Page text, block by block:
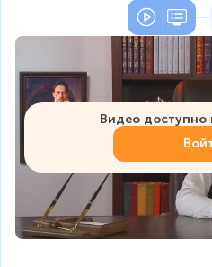
Видео доступно